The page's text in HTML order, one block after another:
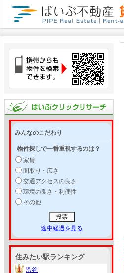
みんなのこだわり
物件探しで一番重視するのは？
家賃
間取り・広さ
交通アクセスの良さ
環境の良さ・利便性
その他
途中経過を見る
住みたい駅ランキング
1
1
渋谷